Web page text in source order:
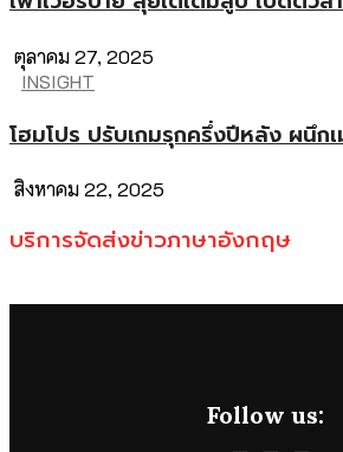
ตุลาคม 27, 2025
INSIGHT
โฮมโปร ปรับเกมรุกครึ่งปีหลัง ผนึกเ
สิงหาคม 22, 2025
บริการจัดส่งข่าวภาษาอังกฤษ
Follow us: